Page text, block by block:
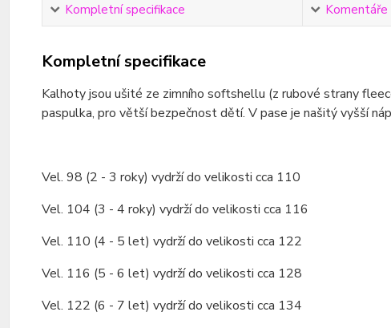
Kompletní specifikace Komentáře
Kompletní specifikace
Kalhoty jsou ušité ze zimního softshellu (z rubové strany
paspulka, pro větší bezpečnost dětí. V pase je našitý vyšší
Vel. 98 (2 - 3 roky) vydrží do velikosti cca 110
Vel. 104 (3 - 4 roky) vydrží do velikosti cca 116
Vel. 110 (4 - 5 let) vydrží do velikosti cca 122
Vel. 116 (5 - 6 let) vydrží do velikosti cca 128
Vel. 122 (6 - 7 let) vydrží do velikosti cca 134